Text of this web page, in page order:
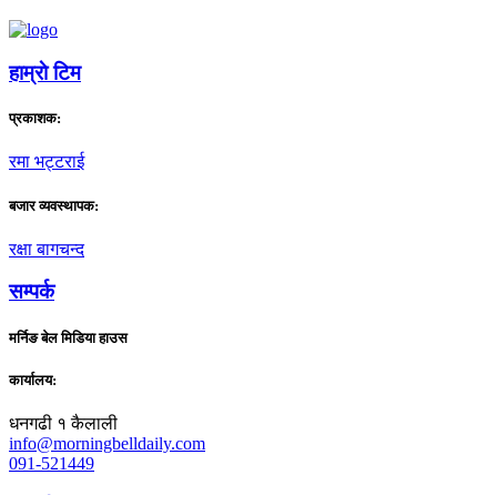
हाम्राे टिम
प्रकाशक:
रमा भट्टराई
बजार व्यवस्थापक:
रक्षा बागचन्द
सम्पर्क
मर्निङ बेल मिडिया हाउस
कार्यालय:
धनगढी १ कैलाली
info@morningbelldaily.com
091-521449